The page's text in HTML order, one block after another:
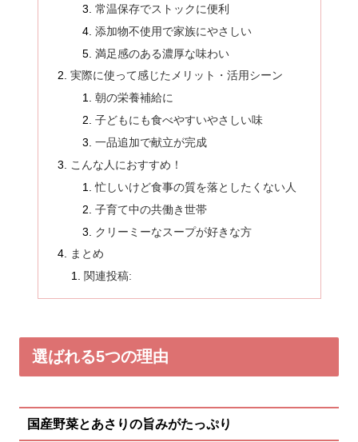
常温保存でストックに便利
添加物不使用で家族にやさしい
満足感のある濃厚な味わい
実際に使って感じたメリット・活用シーン
朝の栄養補給に
子どもにも食べやすいやさしい味
一品追加で献立が完成
こんな人におすすめ！
忙しいけど食事の質を落としたくない人
子育て中の共働き世帯
クリーミーなスープが好きな方
まとめ
関連投稿:
選ばれる5つの理由
国産野菜とあさりの旨みがたっぷり